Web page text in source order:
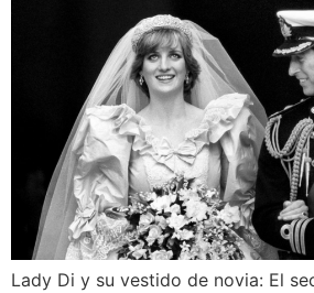
Lady Di y su vestido de novia: El